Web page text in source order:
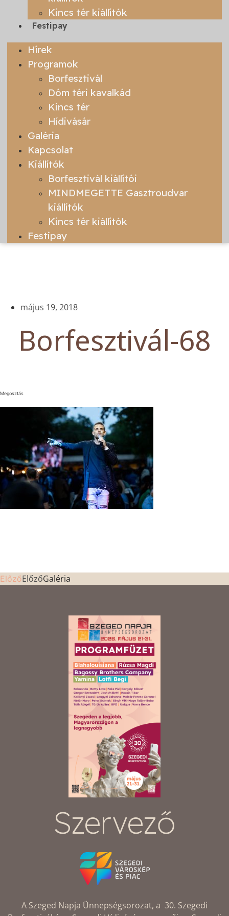
Kincs tér kiállítók
Festipay
Hírek
Programok
Borfesztivál
Dóm téri kavalkád
Kincs tér
Hídivásár
Galéria
Kapcsolat
Kiállítók
Borfesztivál kiállítói
MINDMEGETTE Gasztroudvar
kiállítók
Kincs tér kiállítók
Festipay
május 19, 2018
Borfesztivál-68
Megosztás
ElőzőElőzőGaléria
Szervező
A Szeged Napja Ünnepségsorozat, a 30. Szegedi